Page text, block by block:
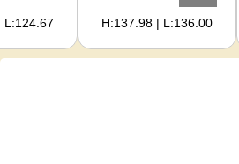
لمشرفي المواقع
H:137.98 | L:136.00
L:124.67